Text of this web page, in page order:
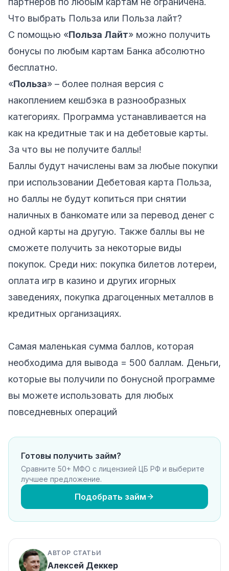
Что выбрать Польза или Польза лайт?
С помощью «Польза Лайт» можно получить
бонусы по любым картам Банка абсолютно
бесплатно.
«Польза» – более полная версия с
накоплением кешбэка в разнообразных
категориях. Программа устанавливается на
как на кредитные так и на дебетовые карты.
За что вы не получите баллы!
Баллы будут начислены вам за любые покупки
при использовании Дебетовая карта Польза,
но баллы не будут копиться при снятии
наличных в банкомате или за перевод денег с
одной карты на другую. Также баллы вы не
сможете получить за некоторые виды
покупок. Среди них: покупка билетов лотереи,
оплата игр в казино и других игорных
заведениях, покупка драгоценных металлов в
кредитных организациях.
Самая маленькая сумма баллов, которая
необходима для вывода = 500 баллам. Деньги,
которые вы получили по бонусной программе
вы можете использовать для любых
повседневных операций
Готовы получить займ?
Сравните 50+ МФО с лицензией ЦБ РФ и выберите
лучшее предложение.
Подобрать займ
АВТОР СТАТЬИ
Алексей Деккер